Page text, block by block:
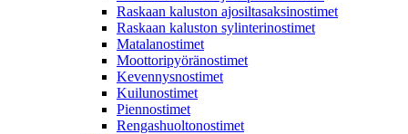
Raskaan kaluston ajosiltasaksinostimet
Raskaan kaluston sylinterinostimet
Matalanostimet
Moottoripyöränostimet
Kevennysnostimet
Kuilunostimet
Piennostimet
Rengashuoltonostimet